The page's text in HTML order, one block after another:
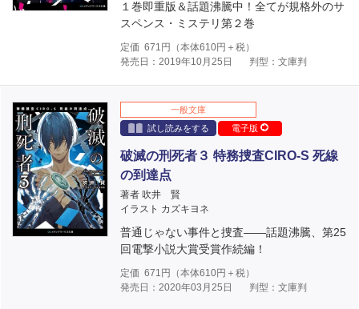
１巻即重版＆話題沸騰中！全てが規格外のサ
スペンス・ミステリ第２巻
定価 671 円（本体610円＋税）
発売日：2019年10月25日
判型：文庫判
一般文庫
試し読みをする
電子版
破滅の刑死者３ 特務捜査CIRO-S 死線
の到達点
著者 吹井 賢
イラスト カズキヨネ
普通じゃない事件と捜査――話題沸騰、第25
回電撃小説大賞受賞作続編！
定価 671 円（本体610円＋税）
発売日：2020年03月25日
判型：文庫判